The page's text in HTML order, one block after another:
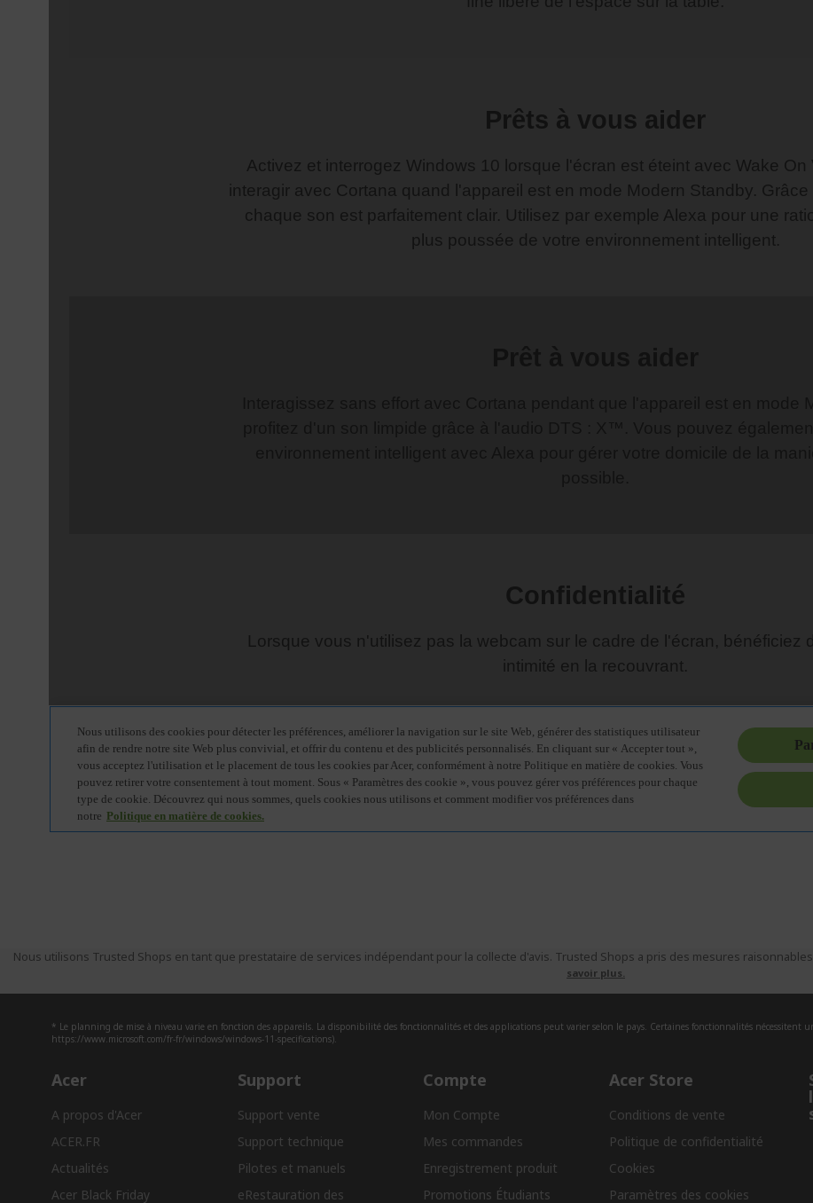
Nous utilisons Trusted Shops en tant que prestataire de services indépendant pour la collecte d'avis. Trusted Shops a pris des mesures
savoir plus.
* Le planning de mise à niveau varie en fonction des appareils. La disponibilité des fonctionnalités et des applications peut varier selon le pays. Certaines fonctionnalités nécessitent
https://www.microsoft.com/fr-fr/windows/windows-11-specifications).
Acer
A propos d'Acer
ACER.FR
Actualités
Acer Black Friday
Support
Support vente
Support technique
Pilotes et manuels
eRestauration des
Compte
Mon Compte
Mes commandes
Enregistrement produit
Promotions Étudiants
Acer Store
Conditions de vente
Politique de confidentialité
Cookies
Paramètres des cookies